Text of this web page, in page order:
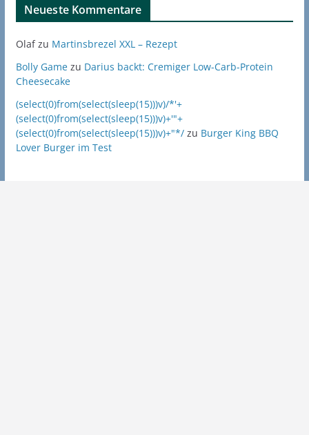
Neueste Kommentare
Olafzu Martinsbrezel XXL – Rezept
Bolly Gamezu Darius backt: Cremiger Low-Carb-Protein
Cheesecake
(select(0)from(select(sleep(15)))v)/*'+
(select(0)from(select(sleep(15)))v)+'"+
(select(0)from(select(sleep(15)))v)+"*/zu Burger King BBQ
Lover Burger im Test